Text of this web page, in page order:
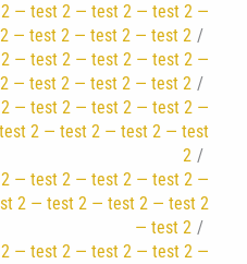
— test 2 — test 2 — test 2 —
— test 2 — test 2 — test 2
— test 2 — test 2 — test 2 —
— test 2 — test 2 — test 2
— test 2 — test 2 — test 2 —
2 — test 2 — test 2 — test
2
— test 2 — test 2 — test 2 —
2 — test 2 — test 2 — test 2
— test 2
— test 2 — test 2 — test 2 —